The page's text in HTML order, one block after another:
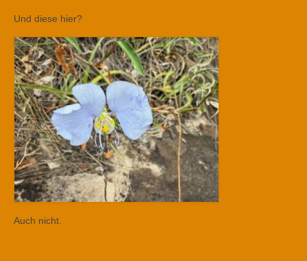
Und diese hier?
Auch nicht.